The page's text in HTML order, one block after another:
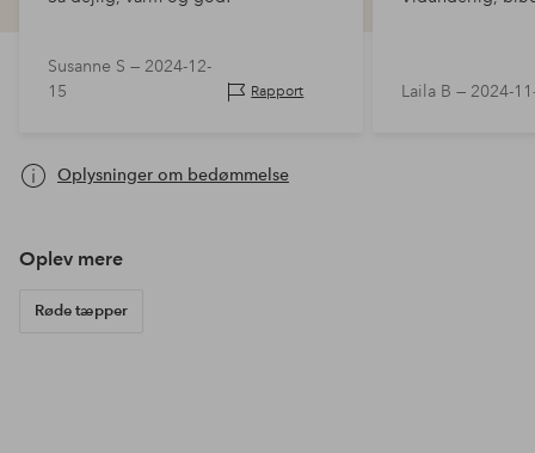
Susanne S — 2024-12-
15
Rapport Laila B — 2024-
Oplysninger om bedømmelse
Oplev mere
Røde tæpper